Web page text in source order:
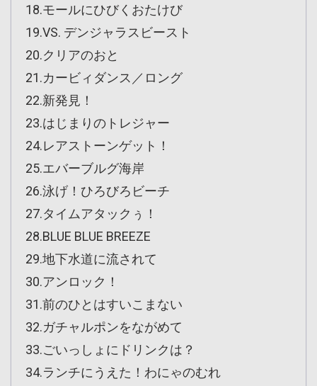
18.モールにひびくおたけび
19.VS. デンジャラスビースト
20.クリアのおと
21.カービィダンス／ロング
22.新発見！
23.はじまりのトレジャー
24.レアストーンゲット！
25.エバーブルグ海岸
26.泳げ！ひろびろビーチ
27.タイムアタックぅ！
28.BLUE BLUE BREEZE
29.地下水道に流されて
30.アンロック！
31.前のひとはすいこまない
32.ガチャルポンをながめて
33.ごいっしょにドリンクは？
34.ランチにうえた！わにゃのむれ